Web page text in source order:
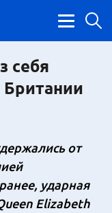
себя
от
ударная
Elizabeth